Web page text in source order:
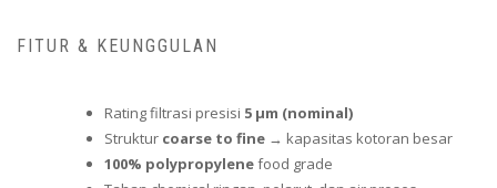
FITUR & KEUNGGULAN
Rating filtrasi presisi 5 µm (nominal)
Struktur coarse to fine → kapasitas kotoran besar
100% polypropylenefood grade